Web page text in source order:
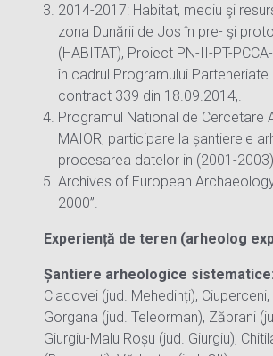
2014-2017: Habitat, mediu şi
zona Dunării de Jos în pre- şi
(HABITAT), Proiect PN-II-PT-
în cadrul Programului Parteneriate
contract 339 din 18.09.2014,.
Programul National de Cercetare
MAIOR, participare la șantierele
procesarea datelor in (2001-2003)
Archives of European
2000”.
Experiență de teren (arheolog
Șantiere arheologice sistematice:
Cladovei (jud. Mehedinți),
Gorgana (jud. Teleorman), Zăbrani
Giurgiu-Malu Roșu (jud. Giurgiu),